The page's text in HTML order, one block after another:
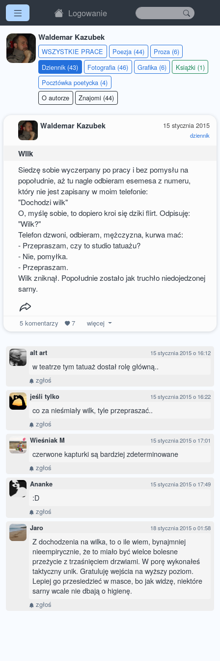
Logowanie
Waldemar Kazubek
WSZYSTKIE PRACE Poezja (44)
Proza (6)
Dziennik (43)
Fotografia (46) Grafika (6)
Książki (1)
Pocztówka poetycka (4)
O autorze
Znajomi (44)
15 stycznia 2015
dziennik
Waldemar Kazubek
Wilk
Siedzę sobie wyczerpany po pracy i bez pomysłu na
popołudnie, aż tu nagle odbieram esemesa z numeru,
który nie jest zapisany w moim telefonie:
"Dochodzi wilk"
O, myślę sobie, to dopiero kroi się dziki flirt. Odpisuję:
"Wilk?"
Telefon dzwoni, odbieram, mężczyzna, kurwa mać:
- Przepraszam, czy to studio tatuażu?
- Nie, pomyłka.
- Przepraszam.
Wilk zniknął. Popołudnie zostało jak truchło niedojedzonej
sarny.
5komentarzy 7 więcej
alt art 15 stycznia 2015 o 16:12
w teatrze tym tatuaż dostał rolę główną..
zgłoś
jeśli tylko 15 stycznia 2015 o 16:22
co za nieśmiały wilk, tyle przepraszać..
zgłoś
Wieśniak M 15 stycznia 2015 o 17:01
czerwone kapturki są bardziej zdeterminowane
zgłoś
Ananke 15 stycznia 2015 o 17:49
:D
zgłoś
Jaro 18 stycznia 2015 o 01:58
Z dochodzenia na wilka, to o ile wiem, bynajmniej
nieempirycznie, że to miało być wielce bolesne
przeżycie z trzaśnięciem drzwiami. W porę wykonałeś
taktyczny unik. Gratuluję wejścia na wyższy poziom.
Lepiej go przesiedzieć w masce, bo jak widzę, niektóre
sarny wcale nie dbają o higienę.
zgłoś